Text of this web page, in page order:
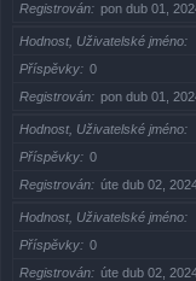
Registrován
pon dub 01,
Hodnost, Uživatelské jméno
Příspěvky
0
Registrován
pon dub 01,
Hodnost, Uživatelské jméno
Příspěvky
0
Registrován
úte dub 02,
Hodnost, Uživatelské jméno
Příspěvky
0
Registrován
úte dub 02,